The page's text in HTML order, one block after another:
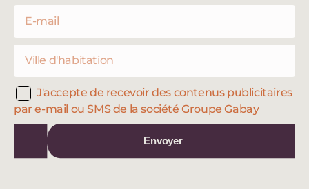
J'accepte de recevoir des contenus publicitaires
par e-mail ou SMS de la société Groupe Gabay
Envoyer